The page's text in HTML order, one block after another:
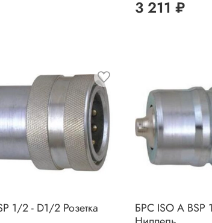
3 211 ₽
1/2 - D1/2 Розетка
БРС ISO A BSP